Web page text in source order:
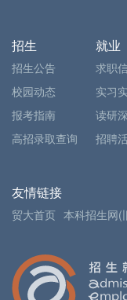
招生
招生公告
校园动态
报考指南
高招录取查询
就业
求职
实习
读研
招聘
友情链接
贸大首页 本科招生网(